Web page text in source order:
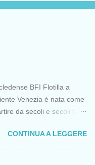
BFI Flotilla a
Venezia è nata come
da secoli e secoli fa ai
divennero preziose
Gerusalemme. Proprio
l’occasione per
CONTINUA A LEGGERE